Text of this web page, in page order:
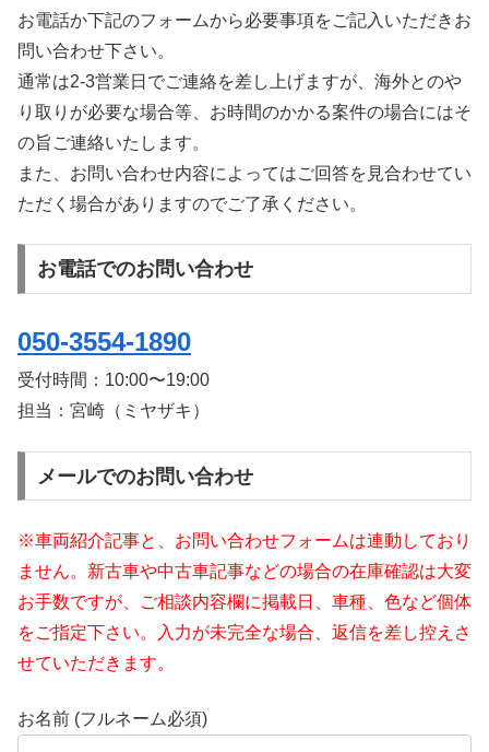
お電話か下記のフォームから必要事項をご記入いただきお
問い合わせ下さい。
通常は2-3営業日でご連絡を差し上げますが、海外とのや
り取りが必要な場合等、お時間のかかる案件の場合にはそ
の旨ご連絡いたします。
また、お問い合わせ内容によってはご回答を見合わせてい
ただく場合がありますのでご了承ください。
お電話でのお問い合わせ
050-3554-1890
受付時間： 10:00〜19:00
担当：宮崎（ミヤザキ）
メールでのお問い合わせ
※車両紹介記事と、お問い合わせフォームは連動しており
ません。新古車や中古車記事などの場合の在庫確認は大変
お手数ですが、ご相談内容欄に掲載日、車種、色など個体
をご指定下さい。入力が未完全な場合、返信を差し控えさ
せていただきます。
お名前 (フルネーム必須)